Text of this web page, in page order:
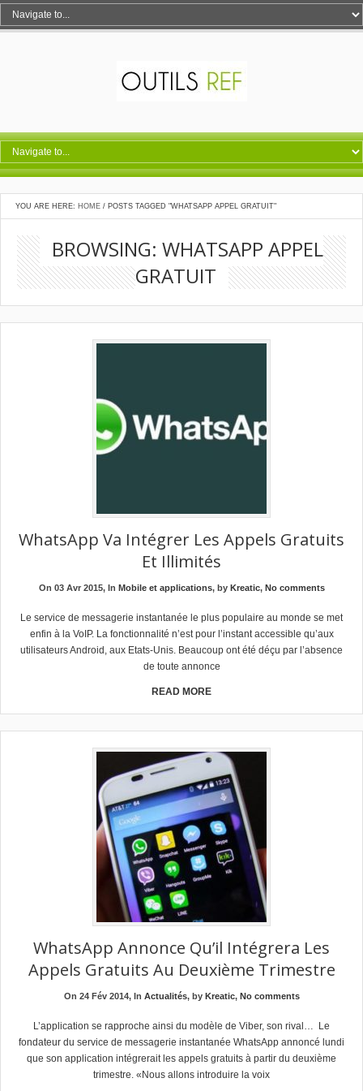
YOU ARE HERE: HOME / POSTS TAGGED "WHATSAPP APPEL GRATUIT"
BROWSING: WHATSAPP APPEL
GRATUIT
WhatsApp Va Intégrer Les Appels Gratuits
Et Illimités
On 03 Avr 2015, In Mobile et applications, by Kreatic, No comments
Le service de messagerie instantanée le plus populaire au monde se met
enfin à la VoIP. La fonctionnalité n’est pour l’instant accessible qu’aux
utilisateurs Android, aux Etats-Unis. Beaucoup ont été déçu par l’absence
de toute annonce
READ MORE
WhatsApp Annonce Qu’il Intégrera Les
Appels Gratuits Au Deuxième Trimestre
On 24 Fév 2014, In Actualités, by Kreatic, No comments
L’application se rapproche ainsi du modèle de Viber, son rival… Le
fondateur du service de messagerie instantanée WhatsApp annoncé lundi
que son application intégrerait les appels gratuits à partir du deuxième
trimestre. «Nous allons introduire la voix